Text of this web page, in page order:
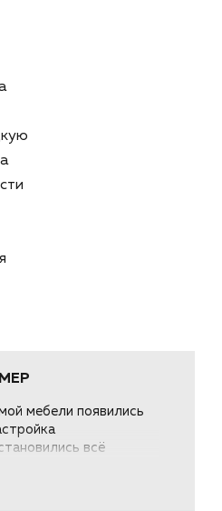
мебели появились
всё